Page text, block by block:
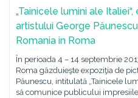
„Tainicele lumini ale
artistului George
Romania in Roma
În perioada 4 – 14 septembrie
Roma găzduieşte expoziţia de
Păunescu, intitulată „Tainicele
să comunice publicului